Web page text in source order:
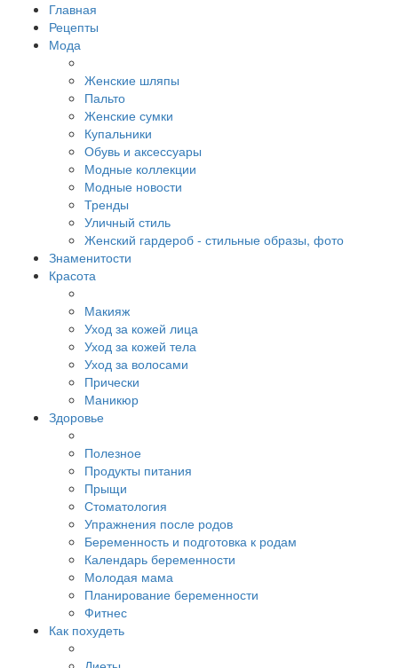
Главная
Рецепты
Мода
Женские шляпы
Пальто
Женские сумки
Купальники
Обувь и аксессуары
Модные коллекции
Модные новости
Тренды
Уличный стиль
Женский гардероб - стильные образы, фото
Знаменитости
Красота
Макияж
Уход за кожей лица
Уход за кожей тела
Уход за волосами
Прически
Маникюр
Здоровье
Полезное
Продукты питания
Прыщи
Стоматология
Упражнения после родов
Беременность и подготовка к родам
Календарь беременности
Молодая мама
Планирование беременности
Фитнес
Как похудеть